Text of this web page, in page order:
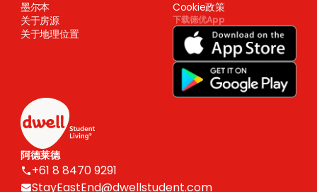
墨尔本
关于房源
关于地理位置
Cookie政策
下载德优App
阿德莱德
+61 8 8470 9291
StayEastEnd@dwellstudent.com